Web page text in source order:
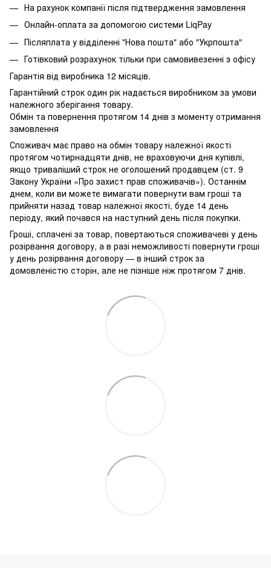
На рахунок компанії після підтвердження замовлення
Онлайн-оплата за допомогою системи LiqPay
Післяплата у відділенні "Нова пошта" або "Укрпошта"
Готівковий розрахунок тільки при самовивезенні з офісу
Гарантія від виробника 12 місяців.
Гарантійний строк один рік надається виробником за умови
належного зберігання товару.
Обмін та повернення протягом 14 днів з моменту отримання
замовлення
Споживач має право на обмін товару належної якості
протягом чотирнадцяти днів, не враховуючи дня купівлі,
якщо триваліший строк не оголошений продавцем (ст. 9
Закону України «Про захист прав споживачів»). Останнім
днем, коли ви можете вимагати повернути вам гроші та
прийняти назад товар належної якості, буде 14 день
періоду, який почався на наступний день після покупки.
Гроші, сплачені за товар, повертаються споживачеві у день
розірвання договору, а в разі неможливості повернути гроші
у день розірвання договору — в інший строк за
домовленістю сторін, але не пізніше ніж протягом 7 днів.